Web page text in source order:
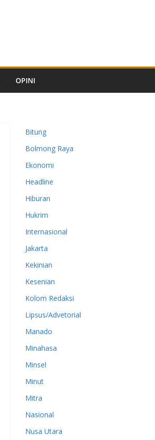
OPINI
Bitung
Bolmong Raya
Ekonomi
Headline
Hiburan
Hukrim
Internasional
Jakarta
Kekinian
Kesenian
Kolom Redaksi
Lipsus/Advetorial
Manado
Minahasa
Minsel
Minut
Mitra
Nasional
Nusa Utara